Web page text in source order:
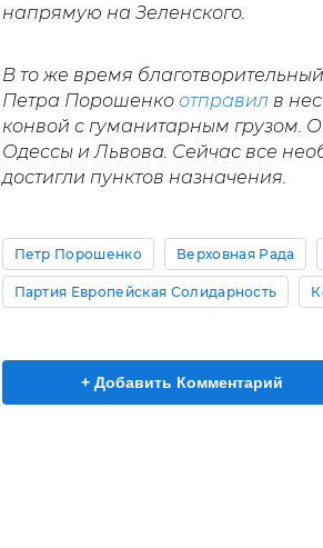
напрямую на Зеленского.
В то же время
Петра Порошенкоотправил в
конвой с гуманитарным грузом.
Одессы и Львова. Сейчас все
достигли пунктов назначения.
Петр Порошенко Верховная Рада
Партия Европейская Солидарность
+ Добавить Комментарий